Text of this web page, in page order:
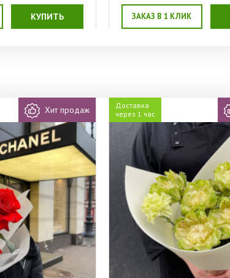
КУПИТЬ ЗАКАЗ В 1 КЛИК
Хит продаж
Доставка
через 1 час